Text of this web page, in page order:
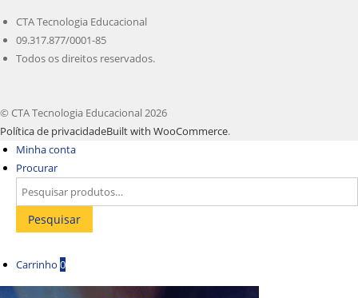
CTA Tecnologia Educacional
09.317.877/0001-85
Todos os direitos reservados.
© CTA Tecnologia Educacional 2026
Política de privacidadeBuilt with WooCommerce.
Minha conta
Procurar
Pesquisar
por:
Pesquisar
Carrinho 0